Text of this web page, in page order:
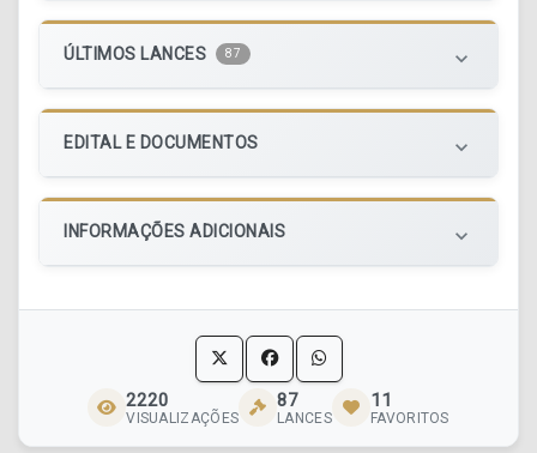
ÚLTIMOS LANCES 87 keyboard_arrow_down
EDITAL E DOCUMENTOS keyboard_arrow_down
INFORMAÇÕES ADICIONAIS keyboard_arrow_down
2220
VISUALIZAÇÕES
87
LANCES
11
FAVORITOS